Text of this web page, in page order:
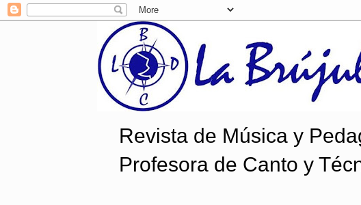
Revista de Música y
Profesora de Canto y